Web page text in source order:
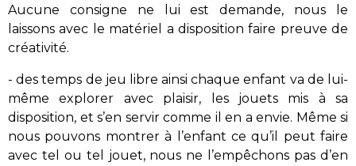
Aucune consigne ne lui est demande, nous le
laissons avec le matériel a disposition faire preuve de
créativité.
- des temps de jeu libre ainsi chaque enfant va de lui-
même explorer avec plaisir, les jouets mis à sa
disposition, et s’en servir comme il en a envie. Même si
nous pouvons montrer à l’enfant ce qu’il peut faire
avec tel ou tel jouet, nous ne l’empêchons pas d’en